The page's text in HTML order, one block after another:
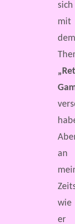
sich
mit
dem
an
wie
er